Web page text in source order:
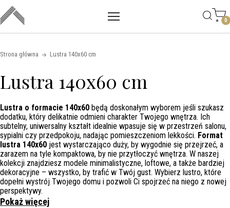
Skip to content
Main mobile navigation
0
Strona główna Lustra 140x60 cm
Lustra 140x60 cm
Lustra o formacie 140x60 będą doskonałym wyborem jeśli szukasz
dodatku, który delikatnie odmieni charakter Twojego wnętrza. Ich
subtelny, uniwersalny kształt idealnie wpasuje się w przestrzeń salonu,
sypialni czy przedpokoju, nadając pomieszczeniom lekkości. Format
lustra 140x60 jest wystarczająco duży, by wygodnie się przejrzeć, a
zarazem na tyle kompaktowa, by nie przytłoczyć wnętrza. W naszej
kolekcji znajdziesz modele minimalistyczne, loftowe, a także bardziej
dekoracyjne – wszystko, by trafić w Twój gust. Wybierz lustro, które
dopełni wystrój Twojego domu i pozwoli Ci spojrzeć na niego z nowej
perspektywy.
Pokaż więcej